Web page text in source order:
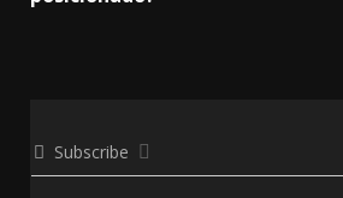
Subscribe